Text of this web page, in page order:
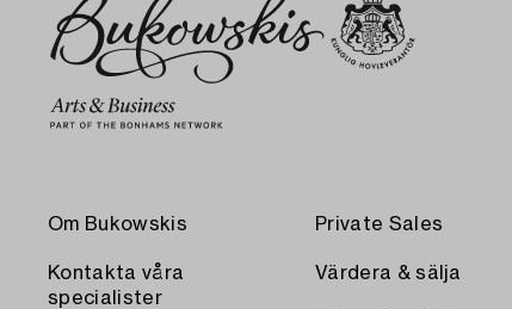
Om Bukowskis
Kontakta våra
specialister
Private Sales
Värdera & sälja